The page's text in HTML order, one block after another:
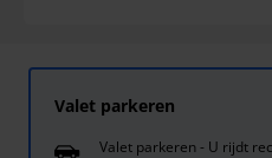
Valet parkeren
Valet parkeren - U rijdt